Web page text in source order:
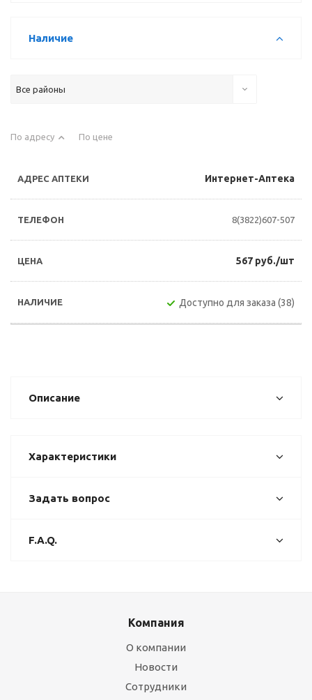
Наличие
Все районы
По адресу По цене
Интернет-Аптека
8(3822)607-507
567 руб./шт
Доступно для заказа (38)
Описание
Характеристики
Задать вопрос
F.A.Q.
Компания
О компании
Новости
Сотрудники